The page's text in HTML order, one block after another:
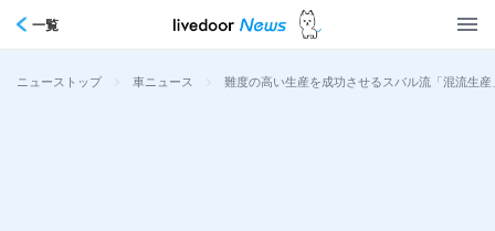
一覧
ニューストップ > 車ニュース > 難度の高い生産を成功させるスバル流「混流生